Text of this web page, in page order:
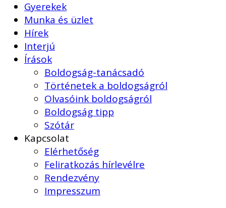
Gyerekek
Munka és üzlet
Hírek
Interjú
Írások
Boldogság-tanácsadó
Történetek a boldogságról
Olvasóink boldogságról
Boldogság tipp
Szótár
Kapcsolat
Elérhetőség
Feliratkozás hírlevélre
Rendezvény
Impresszum